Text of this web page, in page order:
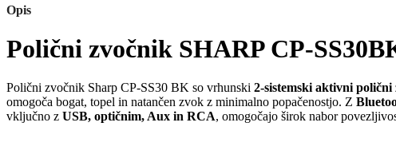
Opis
Polični zvočnik SHARP CP-
Polični zvočnik Sharp CP-SS30 BK so vrhunski 2-sistemski aktivni polični
omogoča bogat, topel in natančen zvok z minimalno popačenostjo. Z
vključno z USB, optičnim, Aux in RCA, omogočajo širok nabor